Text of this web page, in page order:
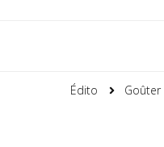
Édito Goûter